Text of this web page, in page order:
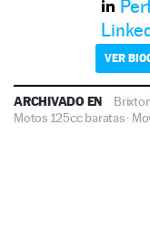
VER
ARCHIVADO EN
Motos 125cc baratas·